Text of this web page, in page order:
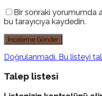
Bir sonraki yorumumda
bu tarayıcıya kaydedin.
Doğrulanmadı. Bu listeyi
Talep listesi